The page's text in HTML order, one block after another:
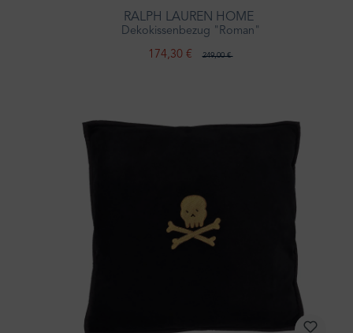
RALPH LAUREN HOME
Dekokissenbezug "Roman"
174,30 € 249,00 €